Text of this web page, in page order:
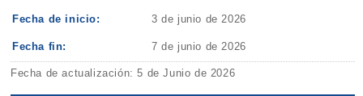
Fecha de inicio: 3 de junio de 2026
Fecha fin: 7 de junio de 2026
Fecha de actualización: 5 de Junio de 2026